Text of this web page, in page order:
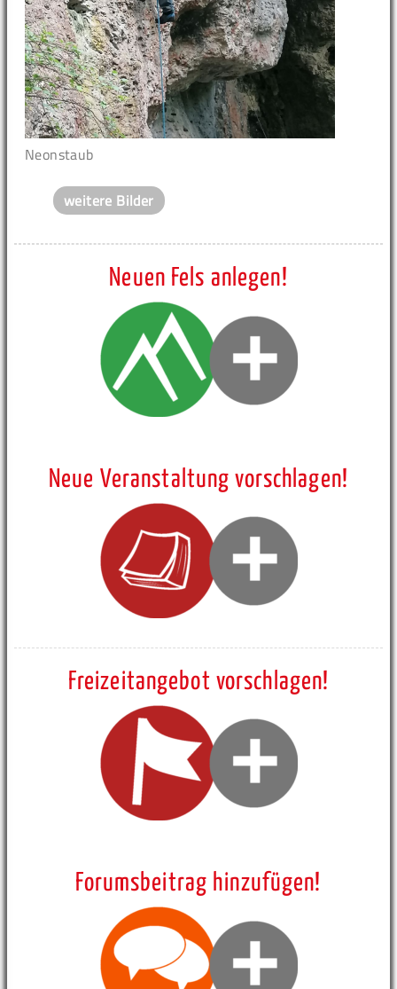
Neonstaub
weitere Bilder
Neuen Fels anlegen!
Neue Veranstaltung vorschlagen!
Freizeitangebot vorschlagen!
Forumsbeitrag hinzufügen!